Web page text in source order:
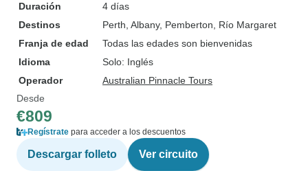
Duración
4 días
Destinos
Perth , Albany, Pemberton , Río Margaret
Franja de edad
Todas las edades son bienvenidas
Idioma
Solo: Inglés
Operador
Australian Pinnacle Tours
Desde
€809
Regístrate para acceder a los descuentos
Descargar folleto Ver circuito